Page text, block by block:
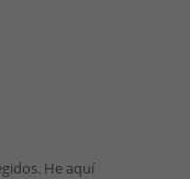
He aquí